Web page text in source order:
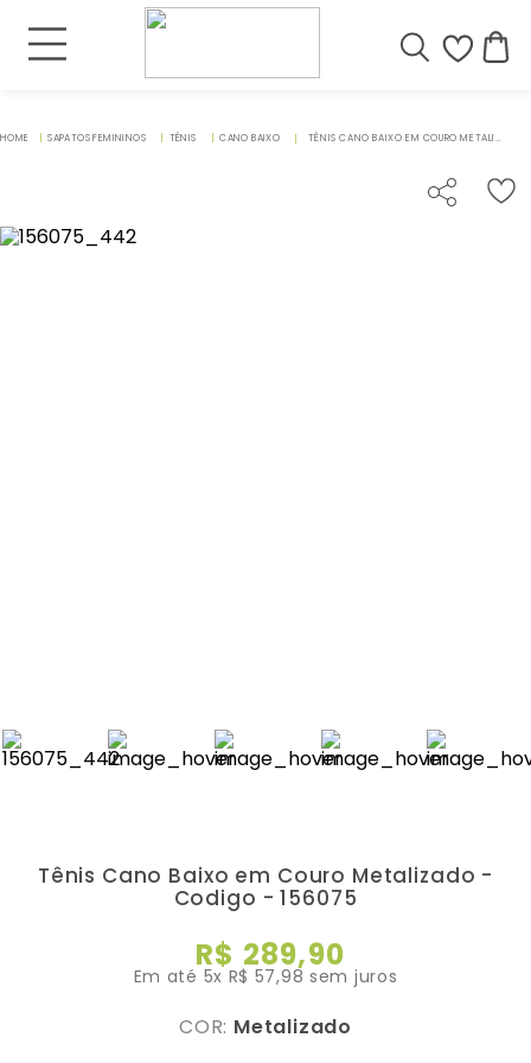
SAPATOS FEMININOS TÊNIS CANO BAIXO TÊNIS CANO BAIXO EM COURO METALIZADO - CODIGO - 156075
Tênis Cano Baixo em Couro Metalizado -
Codigo - 156075
R$ 289,90
Em até 5x R$ 57,98 sem juros
COR: Metalizado